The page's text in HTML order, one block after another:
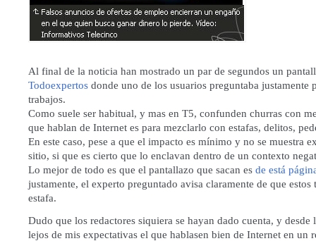
Al final de la noticia han mostrado un par de segundos un
Todoexpertos donde uno de los usuarios preguntaba justamente
trabajos.
Como suele ser habitual, y mas en T5, confunden churras con
que hablan de Internet es para mezclarlo con estafas, delitos,
En este caso, pese a que el impacto es mínimo y no se muestra
sitio, si que es cierto que lo enclavan dentro de un contexto
Lo mejor de todo es que el pantallazo que sacan es de está
justamente, el experto preguntado avisa claramente de que estos
estafa.
Dudo que los redactores siquiera se hayan dado cuenta, y desde
lejos de mis expectativas el que hablasen bien de Internet en un